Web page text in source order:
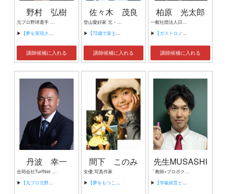
野村 弘樹
元プロ野球選手 元プロ野球コーチ 野球解説者 スポーツコメンテーター
▶ 【夢を実現させる為に ～PL→横浜→指導者→“すぽると”解説の経験から】
講師候補に入れる
佐々木 茂良
登山愛好家 元・養護学校校長
▶ 【72歳で富士山登頂1,000回を達成した男の生き方論】
講師候補に入れる
柏原 光太郎
一般社団法人日本ガストロノミー協会会長 食の熱中小学校校長 ガストロノミープロデューサー
▶ 【ガストロノミーツーリズム】
講師候補に入れる
丹波 幸一
合同会社TurfNet 代表社員 丹波幸一 エグゼクティブコーチ、メンタルコーチ、講演家
▶ 【元プロ元野球審判員が見てきた ボスとリーダーの違い】
間下 このみ
女優,写真作家
▶ 【夢をもつこと チャレンジすること】
先生MUSASHI
「教師×プロボクサー×TikToker」をこなす三刀流の現役教師。 教員歴は14年目で、これまでに様々な校種（小学校、中学校、夜間中学校、高校、通信制高校）、地域（札幌、仙台、横浜、大阪）で教員を経験し、学校崩壊寸前の中学校で、学級満足度100％を達成。教師業の傍ら、お笑いとボクシングに挑戦し、お笑いではR-1グランプリ1回戦突破・社会人お笑いグランプリ決勝進出。ボクシングは35歳の時にプロライセンス取得。最近ではSNSに力を入れ、Tik Tokではフォロワー1万人を4か月で達成。
▶ 【学級経営と自分経営～学校崩壊寸前の現場から、学級満足度100％に至るまで～】